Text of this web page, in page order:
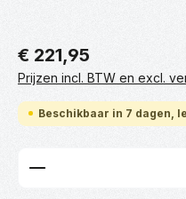
€ 221,95
Prijzen incl. BTW en excl.
Beschikbaar in 7 dagen,